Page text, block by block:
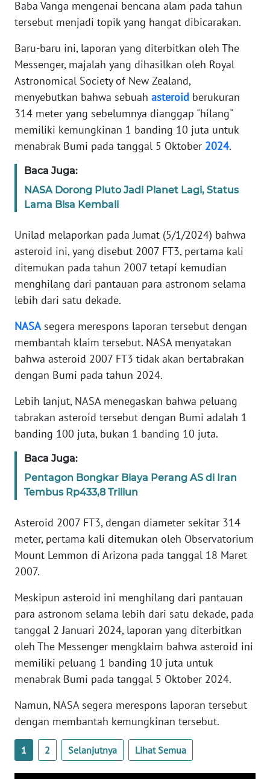
Baba Vanga mengenai bencana alam pada tahun
tersebut menjadi topik yang hangat dibicarakan.
Baru-baru ini, laporan yang diterbitkan oleh The
Messenger, majalah yang dihasilkan oleh Royal
Astronomical Society of New Zealand,
menyebutkan bahwa sebuah asteroid berukuran
314 meter yang sebelumnya dianggap "hilang"
memiliki kemungkinan 1 banding 10 juta untuk
menabrak Bumi pada tanggal 5 Oktober 2024.
Baca Juga:
NASA Dorong Pluto Jadi Planet Lagi, Status
Lama Bisa Kembali
Unilad melaporkan pada Jumat (5/1/2024) bahwa
asteroid ini, yang disebut 2007 FT3, pertama kali
ditemukan pada tahun 2007 tetapi kemudian
menghilang dari pantauan para astronom selama
lebih dari satu dekade.
NASA segera merespons laporan tersebut dengan
membantah klaim tersebut. NASA menyatakan
bahwa asteroid 2007 FT3 tidak akan bertabrakan
dengan Bumi pada tahun 2024.
Lebih lanjut, NASA menegaskan bahwa peluang
tabrakan asteroid tersebut dengan Bumi adalah 1
banding 100 juta, bukan 1 banding 10 juta.
Baca Juga:
Pentagon Bongkar Biaya Perang AS di Iran
Tembus Rp433,8 Triliun
Asteroid 2007 FT3, dengan diameter sekitar 314
meter, pertama kali ditemukan oleh Observatorium
Mount Lemmon di Arizona pada tanggal 18 Maret
2007.
Meskipun asteroid ini menghilang dari pantauan
para astronom selama lebih dari satu dekade, pada
tanggal 2 Januari 2024, laporan yang diterbitkan
oleh The Messenger mengklaim bahwa asteroid ini
memiliki peluang 1 banding 10 juta untuk
menabrak Bumi pada tanggal 5 Oktober 2024.
Namun, NASA segera merespons laporan tersebut
dengan membantah kemungkinan tersebut.
1 2 Selanjutnya Lihat Semua
BERITA
KONTAK
KAMI
INFO
IKLAN
TENTANG
KAMI
PEDOMAN
MEDIA
SIBER
REDAKSI
KARIR
DISCLAIMER
Wahana
News
Regional
WN
SUMUT
WN
JAKARTA
WN
JABAR
WN
WN
NTT
KEPRI
WN
PAPUA
PAPUA
BARAT